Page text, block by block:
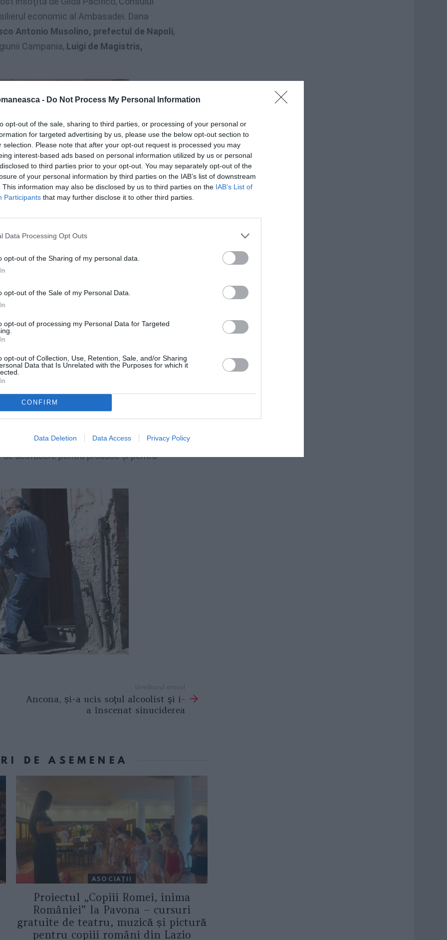
- Do Not Process My Personal Information
opt-out of the sale, sharing to third parties, or processing of your personal or
for targeted advertising by us, please use the below opt-out section to
selection. Please note that after your opt-out request is processed you may
interest-based ads based on personal information utilized by us or personal
to third parties prior to your opt-out. You may separately opt-out of the
of your personal information by third parties on the IAB’s list of downstream
This information may also be disclosed by us to third parties on the IAB’s List of
Participants that may further disclose it to other third parties.
Data Processing Opt Outs
opt-out of the Sharing of my personal data.
opt-out of the Sale of my Personal Data.
opt-out of processing my Personal Data for Targeted
opt-out of Collection, Use, Retention, Sale, and/or Sharing
Data that Is Unrelated with the Purposes for which it
CONFIRM
Data Deletion Data Access Privacy Policy
economic al Ambasadei. Dana
Antonio Musolino, prefectul de Napoli,
Campania, Luigi de Magistris,
priveşte fructificarea prezenţei româneşti
a fost discutată posibilitatea realizării
mulţumiri
Campania, Camerei de Comerț Italiene
dar, mai ales, organizatorilor, CTC
lor în organizarea acestui eveniment
, oferă posibilitatea
desfacere pentru produse şi pentru
Următorul articol
Ancona, și-a ucis soţul alcoolist şi i-
a înscenat sinuciderea
DE ASEMENEA
ASOCIAŢII
Proiectul „Copiii Romei, inima
României” la Pavona – cursuri
gratuite de teatru, muzică și pictură
pentru copiii români din Lazio